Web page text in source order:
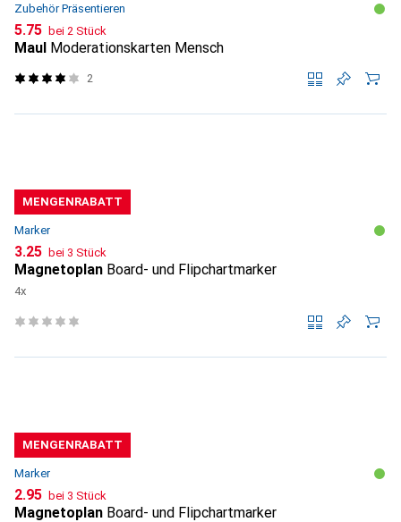
Zubehör Präsentieren
CHF
5.75 bei 2 Stück
Maul Moderationskarten Mensch
2
MENGENRABATT
Marker
CHF
3.25 bei 3 Stück
Magnetoplan Board- und Flipchartmarker
4x
MENGENRABATT
Marker
CHF
2.95 bei 3 Stück
Magnetoplan Board- und Flipchartmarker